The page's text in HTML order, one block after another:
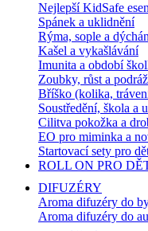
Nejlepší KidSafe
Spánek a uklidnění
Rýma, sople a
Kašel a vykašlávání
Imunita a období
Zoubky, růst a
Bříško (kolika,
Soustředění, škola a
Cilitva pokožka a
EO pro miminka a
Startovací sety pro
ROLL ON PRO
DIFUZÉRY
Aroma difuzéry do
Aroma difuzéry do